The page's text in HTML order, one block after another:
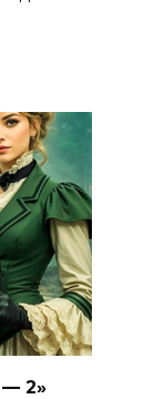
— 2»